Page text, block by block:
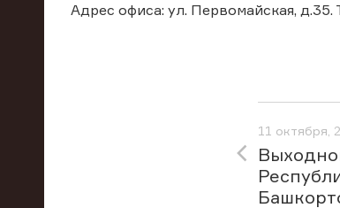
Адрес офиса: ул. Первомайская, д.35.
11 октября,